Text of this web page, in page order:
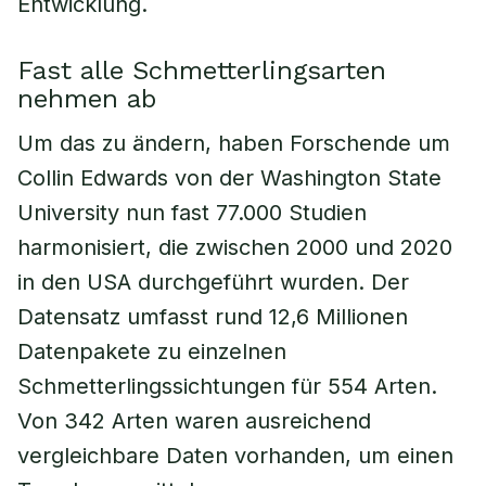
Fast alle Schmetterlingsarten
nehmen ab
Um das zu ändern, haben Forschende um
Collin Edwards von der Washington State
University nun fast 77.000 Studien
harmonisiert, die zwischen 2000 und 2020
in den USA durchgeführt wurden. Der
Datensatz umfasst rund 12,6 Millionen
Datenpakete zu einzelnen
Schmetterlingssichtungen für 554 Arten.
Von 342 Arten waren ausreichend
vergleichbare Daten vorhanden, um einen